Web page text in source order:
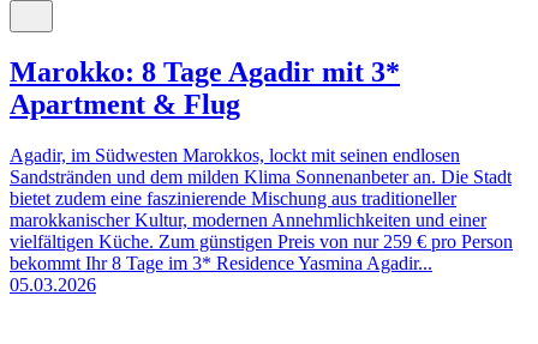
Marokko: 8 Tage Agadir mit 3*
Apartment & Flug
Agadir, im Südwesten Marokkos, lockt mit seinen endlosen
Sandstränden und dem milden Klima Sonnenanbeter an. Die Stadt
bietet zudem eine faszinierende Mischung aus traditioneller
marokkanischer Kultur, modernen Annehmlichkeiten und einer
vielfältigen Küche. Zum günstigen Preis von nur 259 € pro Person
bekommt Ihr 8 Tage im 3* Residence Yasmina Agadir...
05.03.2026